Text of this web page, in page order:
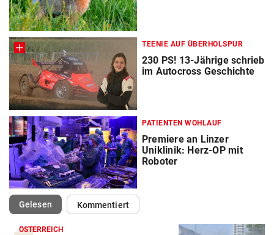
TEENIE AUF ÜBERHOLSPUR
230 PS! 13-Jährige schrieb
im Autocross Geschichte
PATIENTEN WOHLAUF
Premiere an Linzer
Uniklinik: Herz-OP mit
Roboter
Gelesen(ausgewählt)Kommentiert
ÖSTERREICH